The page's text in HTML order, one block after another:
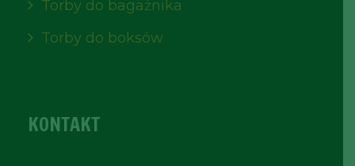
Torby do bagażnika
Torby do boksów
KONTAKT